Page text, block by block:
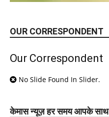
OUR CORRESPONDENT
Our Correspondent
No Slide Found In Slider.
केमास न्यूज़ हर समय आपके साथ